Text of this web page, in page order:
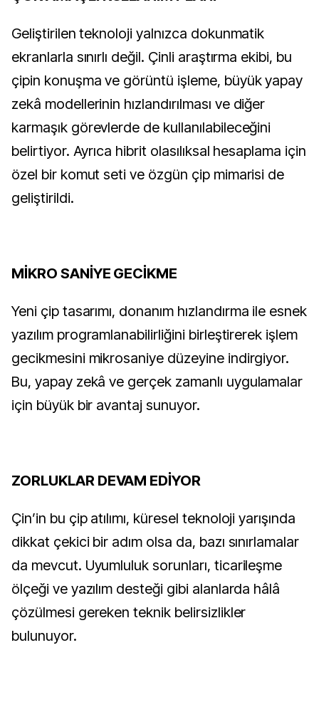
Geliştirilen teknoloji yalnızca dokunmatik
ekranlarla sınırlı değil. Çinli araştırma ekibi, bu
çipin konuşma ve görüntü işleme, büyük yapay
zekâ modellerinin hızlandırılması ve diğer
karmaşık görevlerde de kullanılabileceğini
belirtiyor. Ayrıca hibrit olasılıksal hesaplama için
özel bir komut seti ve özgün çip mimarisi de
geliştirildi.
MİKRO SANİYE GECİKME
Yeni çip tasarımı, donanım hızlandırma ile esnek
yazılım programlanabilirliğini birleştirerek işlem
gecikmesini mikrosaniye düzeyine indirgiyor.
Bu, yapay zekâ ve gerçek zamanlı uygulamalar
için büyük bir avantaj sunuyor.
ZORLUKLAR DEVAM EDİYOR
Çin’in bu çip atılımı, küresel teknoloji yarışında
dikkat çekici bir adım olsa da, bazı sınırlamalar
da mevcut. Uyumluluk sorunları, ticarileşme
ölçeği ve yazılım desteği gibi alanlarda hâlâ
çözülmesi gereken teknik belirsizlikler
bulunuyor.